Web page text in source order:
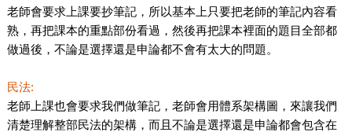
老師會要求上課要抄筆記，所以基本上只要把老師的筆記內容看
熟，再把課本的重點部份看過，然後再把課本裡面的題目全部都
做過後，不論是選擇還是申論都不會有太大的問題。
民法:
老師上課也會要求我們做筆記，老師會用體系架構圖，來讓我們
清楚理解整部民法的架構，而且不論是選擇還是申論都會包含在